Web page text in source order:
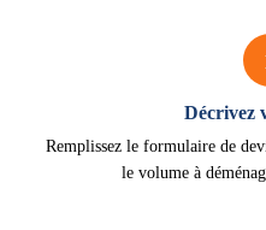
Décrivez
Remplissez le formulaire de
le volume à